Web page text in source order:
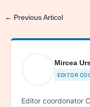
← Previous Articol
Mircea
EDITOR
Editor coordonator